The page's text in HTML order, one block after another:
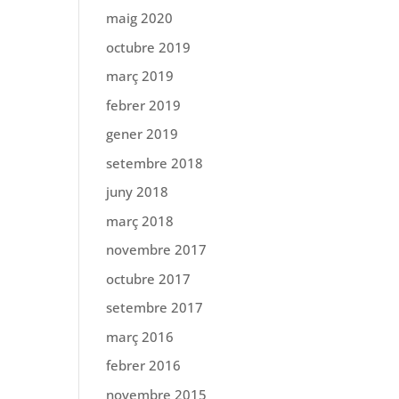
maig 2020
octubre 2019
març 2019
febrer 2019
gener 2019
setembre 2018
juny 2018
març 2018
novembre 2017
octubre 2017
setembre 2017
març 2016
febrer 2016
novembre 2015